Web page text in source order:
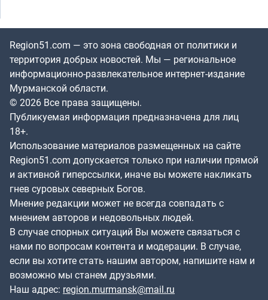
Region51.com — это зона свободная от политики и
территория добрых новостей. Мы — региональное
информационно-развлекательное интернет-издание
Мурманской области.
© 2026 Все права защищены.
Публикуемая информация предназначена для лиц
18+.
Использование материалов размещенных на сайте
Region51.com допускается только при наличии прямой
и активной гиперссылки, иначе вы можете накликать
гнев суровых северных Богов.
Мнение редакции может не всегда совпадать с
мнением авторов и недовольных людей.
В случае спорных ситуаций Вы можете связаться с
нами по вопросам контента и модерации. В случае,
если вы хотите стать нашим автором, напишите нам и
возможно мы станем друзьями.
Наш адрес: region.murmansk@mail.ru